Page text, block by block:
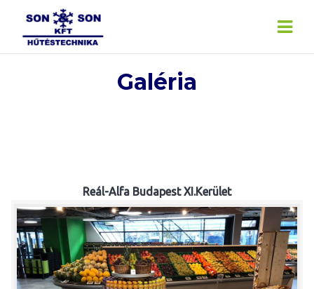
content
Galéria
Reál-Alfa Budapest XI.Kerület